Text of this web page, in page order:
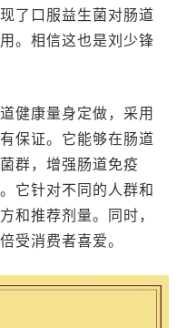
了口服益生菌对肠道
。相信这也是刘少锋
健康量身定做，采用
保证。它能够在肠道
群，增强肠道免疫
它针对不同的人群和
和推荐剂量。同时，
受消费者喜爱。